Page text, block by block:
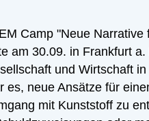
Wende? Wie gelangt
wird? Über Geld
liebsten mit Euch.
Camp "Neue Narrative
am 30.09. in Frankfurt a.
und Wirtschaft
es, neue Ansätze für
mit Kunststoff zu
Report Die Kluft im Kopf
den eigenen
Wissen um die Folgen
bleiben gute Vorsätze
Gap unter die